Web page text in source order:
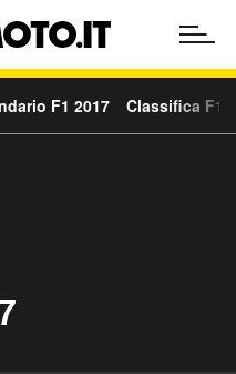
F1 2017 Classifica F1